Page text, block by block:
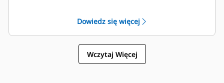
postaci mniejszego wysiłku i
lepszego sterowania.
Dowiedz się więcej
Wczytaj Więcej